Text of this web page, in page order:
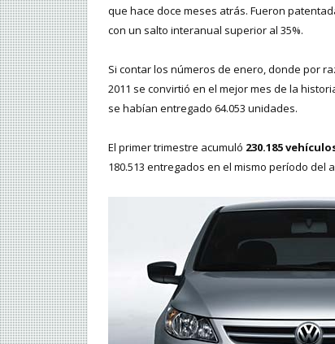
que hace doce meses atrás. Fueron
con un salto interanual superior al 35%.
Si contar los números de enero, donde por
2011 se convirtió en el mejor mes de la
se habían entregado 64.053 unidades.
El primer trimestre acumuló 230.185
180.513 entregados en el mismo período del